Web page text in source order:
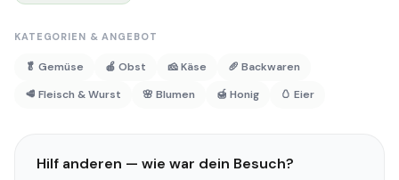
KATEGORIEN & ANGEBOT
🥬 Gemüse 🍎 Obst 🧀 Käse
🥖 Backwaren
🥩 Fleisch & Wurst
🌸 Blumen 🍯 Honig 🥚 Eier
Hilf anderen — wie war dein Besuch?